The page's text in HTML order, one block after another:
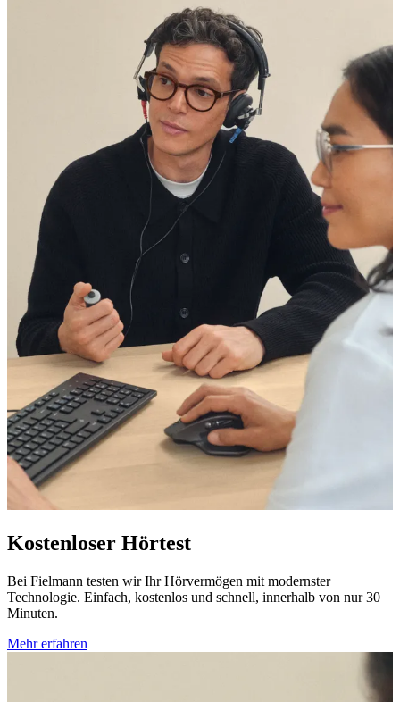
Kostenloser Hörtest
Bei Fielmann testen wir Ihr Hörvermögen mit modernster
Technologie. Einfach, kostenlos und schnell, innerhalb von nur 30
Minuten.
Mehr erfahren